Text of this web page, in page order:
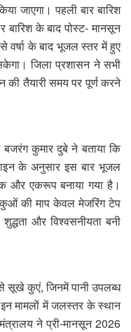
जाएगा। पहली बार बारिश
बारिश के बाद पोस्ट- मानसून
वर्षा के बाद भूजल स्तर में हुए
जिला प्रशासन ने सभी
की तैयारी समय पर पूर्ण करने
बजरंग कुमार दुबे ने बताया कि
के अनुसार इस बार भूजल
और एकरूप बनाया गया है।
कुओं की माप केवल मेजरिंग टेप
और विश्वसनीयता बनी
सूखे कुएं, जिनमें पानी उपलब्ध
इन मामलों में जलस्तर के स्थान
ने प्री-मानसून 2026